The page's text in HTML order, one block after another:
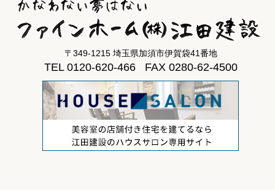
〒349-1215 埼玉県加須市伊賀袋41番地
TEL 0120-620-466 FAX 0280-62-4500